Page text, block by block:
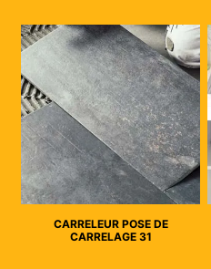
CARRELEUR POSE DE
CARRELAGE 31